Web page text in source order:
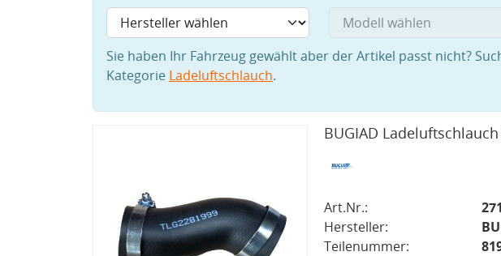
Sie haben Ihr Fahrzeug gewählt aber der Artikel passt nicht?
Kategorie Ladeluftschlauch.
BUGIAD
Art.Nr.:
Hersteller:
Teilenummer: